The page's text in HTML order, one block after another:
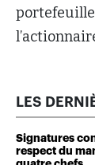
portefeuille
LES
Signatures
respect du